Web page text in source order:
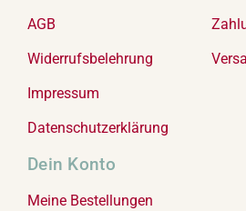
AGB
Widerrufsbelehrung
Impressum
Datenschutzerklärung
Dein Konto
Meine Bestellungen